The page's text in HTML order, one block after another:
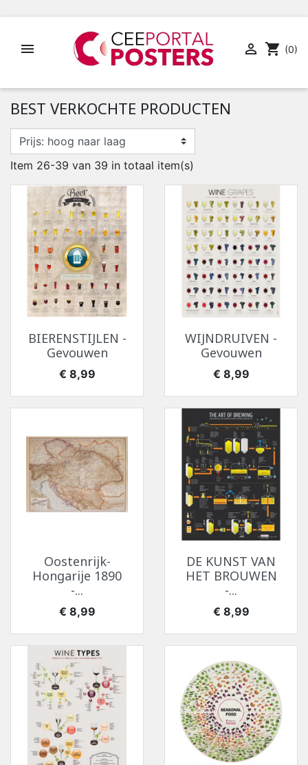
  shopping_cart (0)
BEST VERKOCHTE PRODUCTEN
Item 26-39 van 39 in totaal item(s)
BIERENSTIJLEN -
Gevouwen
Prijs
€ 8,99
WIJNDRUIVEN -
Gevouwen
Prijs
€ 8,99
Oostenrijk-
Hongarije 1890
-...
Prijs
€ 8,99
DE KUNST VAN
HET BROUWEN
-...
Prijs
€ 8,99